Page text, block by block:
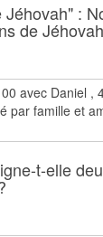
Jéhovah" :
de Jéhovah
avec Daniel ,
par famille et
t-elle